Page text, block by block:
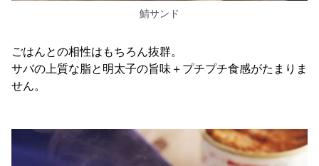
鯖サンド
ごはんとの相性はもちろん抜群。
サバの上質な脂と明太子の旨味＋プチプチ食感がたまりま
せん。